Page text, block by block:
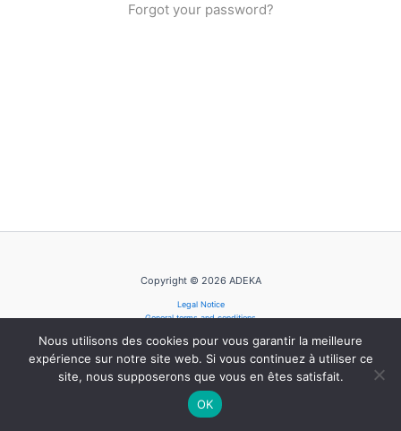
Forgot your password?
Copyright © 2026 ADEKA
Legal Notice
General terms and conditions
Cookie Policy
Nous utilisons des cookies pour vous garantir la meilleure
expérience sur notre site web. Si vous continuez à utiliser ce
site, nous supposerons que vous en êtes satisfait.
OK